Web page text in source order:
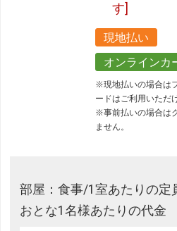
す]
現地払い
オンラインカ
※現地払いの場合は
ードはご利用いただ
※事前払いの場合は
ません。
部屋：食事/1室あたりの定
おとな1名様あたりの代金